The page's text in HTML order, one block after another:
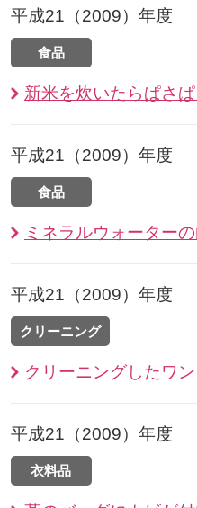
平成21（2009）年度
食品
新米を炊いたらぱさぱ
平成21（2009）年度
食品
ミネラルウォーター
平成21（2009）年度
クリーニング
クリーニングしたワ
平成21（2009）年度
衣料品